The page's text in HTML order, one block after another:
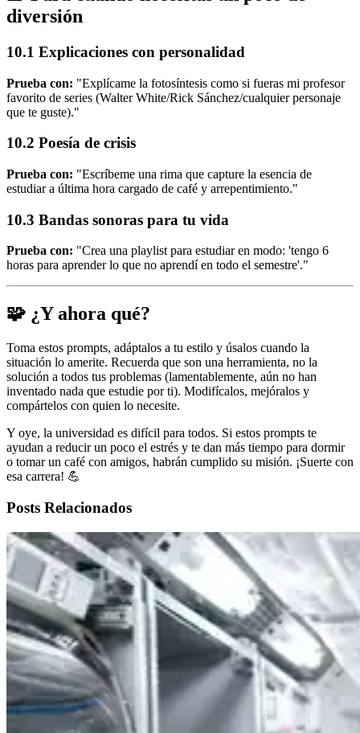
diversión
10.1 Explicaciones con personalidad
Prueba con: "Explícame la fotosíntesis como si fueras mi profesor
favorito de series (Walter White/Rick Sánchez/cualquier personaje
que te guste)."
10.2 Poesía de crisis
Prueba con: "Escríbeme una rima que capture la esencia de
estudiar a última hora cargado de café y arrepentimiento."
10.3 Bandas sonoras para tu vida
Prueba con: "Crea una playlist para estudiar en modo: 'tengo 6
horas para aprender lo que no aprendí en todo el semestre'."
🧩 ¿Y ahora qué?
Toma estos prompts, adáptalos a tu estilo y úsalos cuando la
situación lo amerite. Recuerda que son una herramienta, no la
solución a todos tus problemas (lamentablemente, aún no han
inventado nada que estudie por ti). Modifícalos, mejóralos y
compártelos con quien lo necesite.
Y oye, la universidad es difícil para todos. Si estos prompts te
ayudan a reducir un poco el estrés y te dan más tiempo para dormir
o tomar un café con amigos, habrán cumplido su misión. ¡Suerte con
esa carrera! 💪
Posts Relacionados